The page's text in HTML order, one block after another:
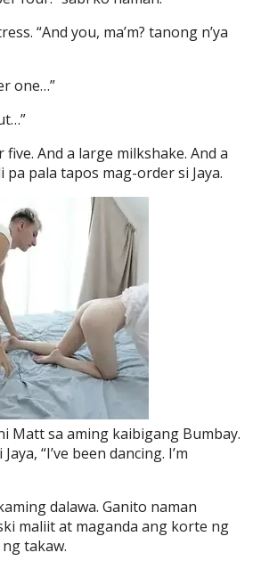
“And you, ma’m? tanong n’ya
one…”
And a large milkshake. And a
pa pala tapos mag-order si Jaya.
Matt sa aming kaibigang Bumbay.
“I’ve been dancing. I’m
dalawa. Ganito naman
maliit at maganda ang korte ng
takaw.